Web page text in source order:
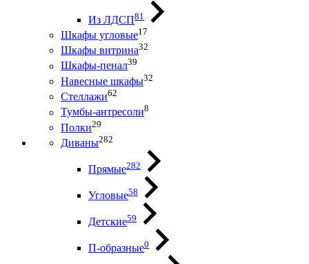
Из ЛДСП81
Шкафы угловые17
Шкафы витрина32
Шкафы-пенал39
Навесные шкафы32
Стеллажи62
Тумбы-антресоли8
Полки29
Диваны282
Прямые282
Угловые58
Детские59
П-образные0